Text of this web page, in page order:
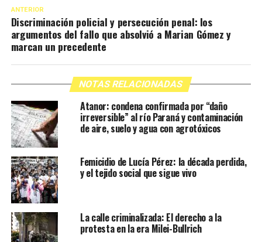
ANTERIOR
Discriminación policial y persecución penal: los
argumentos del fallo que absolvió a Marian Gómez y
marcan un precedente
NOTAS RELACIONADAS
Atanor: condena confirmada por “daño
irreversible” al río Paraná y contaminación
de aire, suelo y agua con agrotóxicos
Femicidio de Lucía Pérez: la década perdida,
y el tejido social que sigue vivo
La calle criminalizada: El derecho a la
protesta en la era Milei-Bullrich